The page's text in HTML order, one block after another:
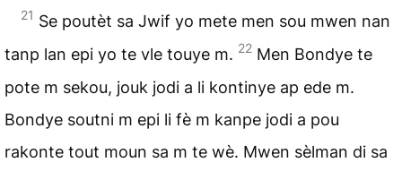
21 Se poutèt sa Jwif yo mete men sou mwen nan
tanp lan epi yo te vle touye m. 22 Men Bondye te
pote m sekou, jouk jodi a li kontinye ap ede m.
Bondye soutni m epi li fè m kanpe jodi a pou
rakonte tout moun sa m te wè. Mwen sèlman di sa